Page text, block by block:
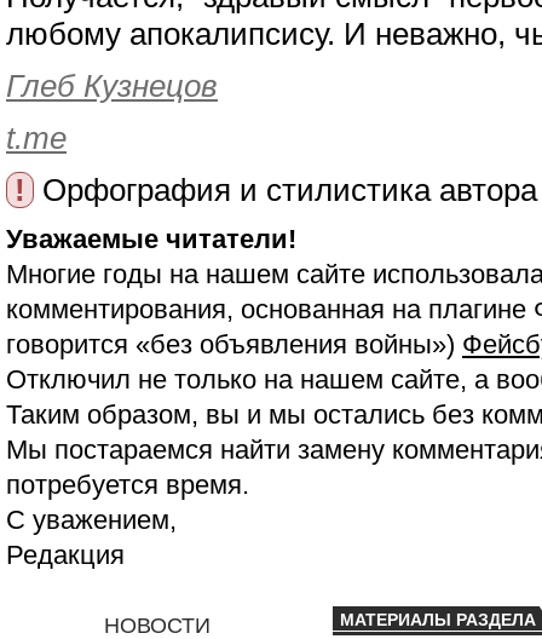
любому апокалипсису. И неважно,
Глеб Кузнецов
t.me
!
Орфография и стилистика
Уважаемые читатели!
Многие годы на нашем сайте
комментирования, основанная на
говорится «без объявления войны»)
Отключил не только на нашем сайте, а
Таким образом, вы и мы остались без
Мы постараемся найти замену
потребуется время.
С уважением,
Редакция
НОВОСТИ МАТЕРИАЛЫ РАЗДЕЛА